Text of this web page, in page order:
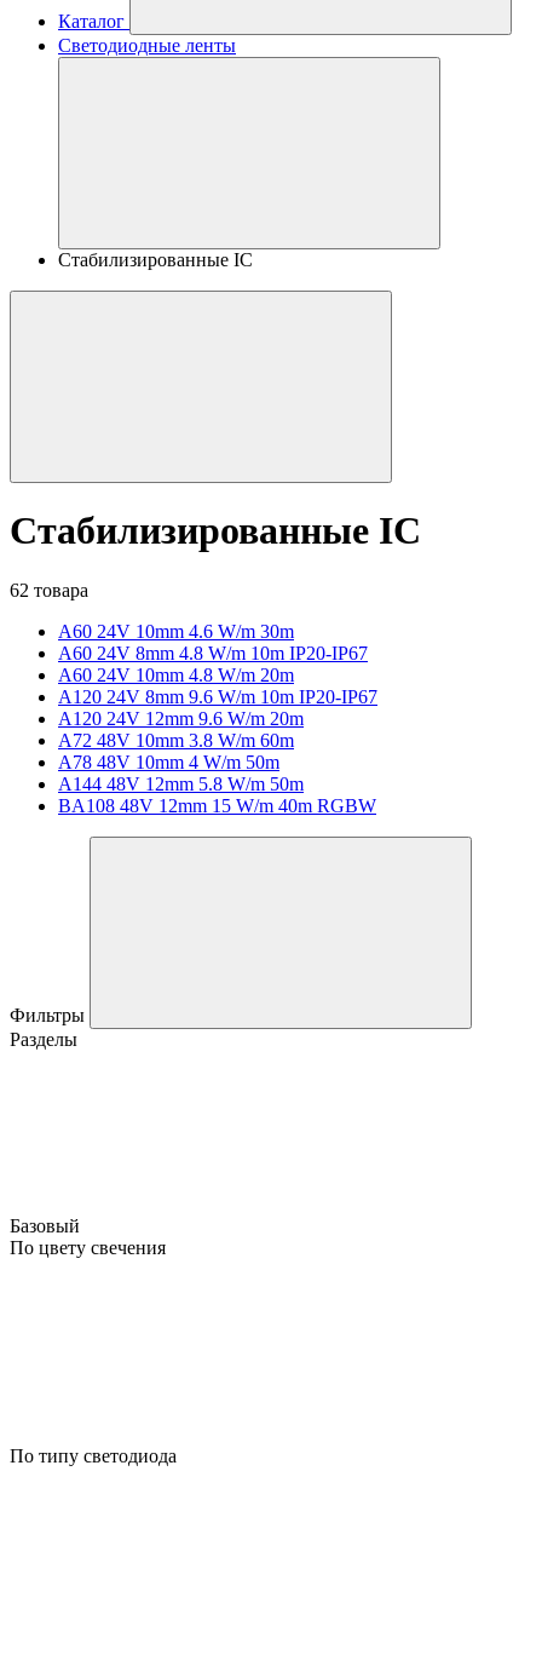
Каталог
Светодиодные ленты
Стабилизированные IC
Стабилизированные IC
62 товара
A60 24V 10mm 4.6 W/m 30m
A60 24V 8mm 4.8 W/m 10m IP20-IP67
A60 24V 10mm 4.8 W/m 20m
A120 24V 8mm 9.6 W/m 10m IP20-IP67
A120 24V 12mm 9.6 W/m 20m
A72 48V 10mm 3.8 W/m 60m
A78 48V 10mm 4 W/m 50m
A144 48V 12mm 5.8 W/m 50m
BA108 48V 12mm 15 W/m 40m RGBW
Фильтры
Разделы
Базовый
По цвету свечения
По типу светодиода